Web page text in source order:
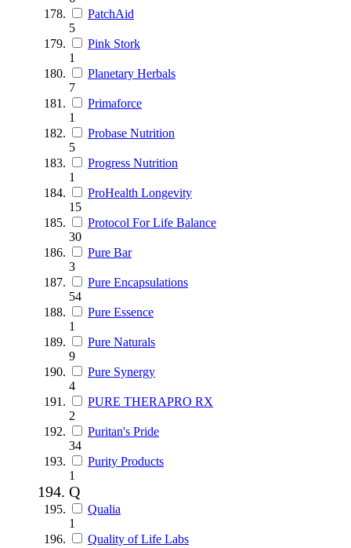
PatchAid
5
Pink Stork
1
Planetary Herbals
7
Primaforce
1
Probase Nutrition
5
Progress Nutrition
1
ProHealth Longevity
15
Protocol For Life Balance
30
Pure Bar
3
Pure Encapsulations
54
Pure Essence
1
Pure Naturals
9
Pure Synergy
4
PURE THERAPRO RX
2
Puritan's Pride
34
Purity Products
1
Q
Qualia
1
Quality of Life Labs